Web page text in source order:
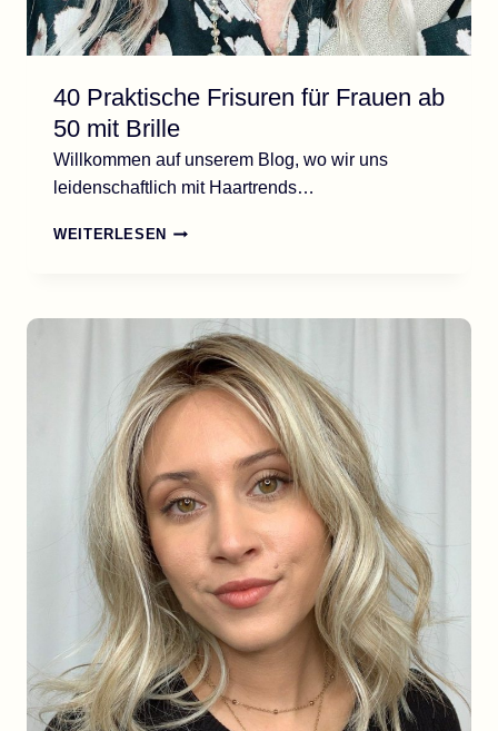
40 Praktische Frisuren für Frauen ab
50 mit Brille
Willkommen auf unserem Blog, wo wir uns
leidenschaftlich mit Haartrends…
WEITERLESEN 40
FRAUEN
AB
50
MIT
BRILLE